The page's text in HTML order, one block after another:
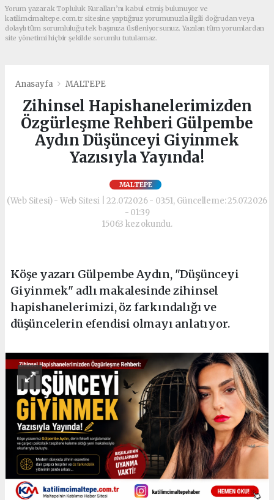
Yorum yazarak Topluluk Kuralları’nı kabul etmiş bulunuyor ve
katilimcimaltepe.com.tr sitesine yaptığınız yorumunuzla ilgili doğrudan veya
dolaylı tüm sorumluluğu tek başınıza üstleniyorsunuz. Yazılan tüm yorumlardan
site yönetimi hiçbir şekilde sorumlu tutulamaz.
Anasayfa MALTEPE
Zihinsel Hapishanelerimizden
Özgürleşme Rehberi Gülpembe
Aydın Düşünceyi Giyinmek
Yazısıyla Yayında!
MALTEPE
(Web Sitesi) - Web Sitesi | 22.07.2026 - 03:51, Güncelleme: 25.07.2026
- 01:39
15063 kez okundu.
Köşe yazarı Gülpembe Aydın, "Düşünceyi
Giyinmek" adlı makalesinde zihinsel
hapishanelerimizi, öz farkındalığı ve
düşüncelerin efendisi olmayı anlatıyor.